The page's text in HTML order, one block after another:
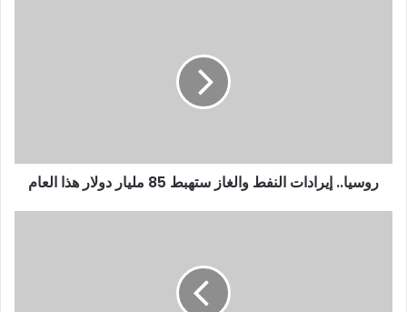
روسيا.. إيرادات النفط والغاز ستهبط 85 مليار دولار هذا العام